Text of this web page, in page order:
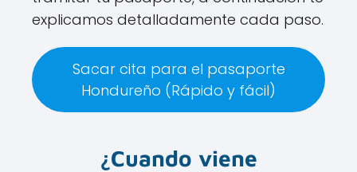
explicamos detalladamente cada paso.
Sacar cita para el pasaporte
Hondureño (Rápido y fácil)
¿Cuando viene